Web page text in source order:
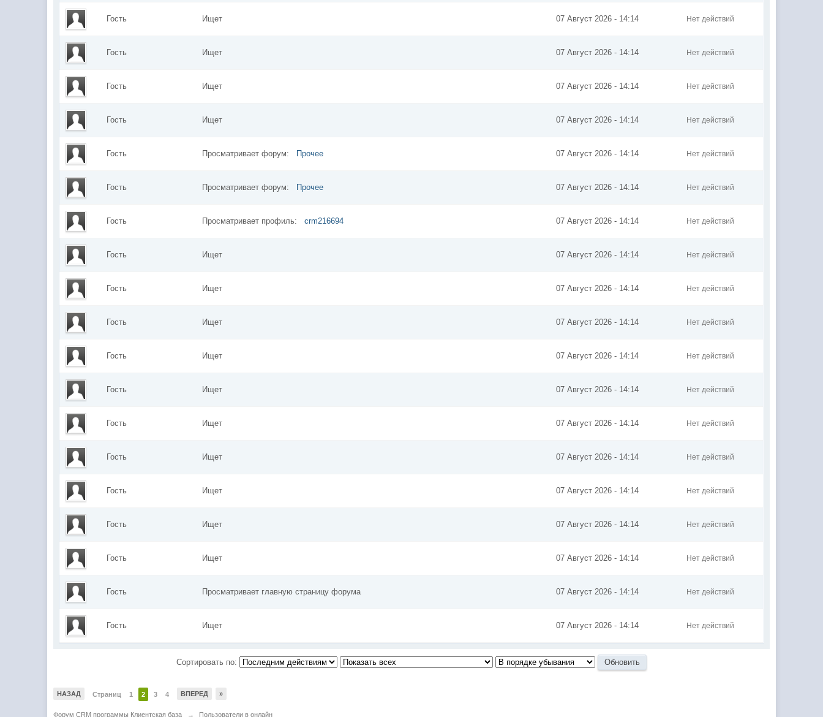
Гость Ищет 07 Август 2026 - 14:14 Нет действий
Гость Ищет 07 Август 2026 - 14:14 Нет действий
Гость Ищет 07 Август 2026 - 14:14 Нет действий
Гость Ищет 07 Август 2026 - 14:14 Нет действий
Гость Просматривает форум: Прочее 07 Август 2026 - 14:14 Нет действий
Гость Просматривает форум: Прочее 07 Август 2026 - 14:14 Нет действий
Гость Просматривает профиль:crm216694 07 Август 2026 - 14:14 Нет действий
Гость Ищет 07 Август 2026 - 14:14 Нет действий
Гость Ищет 07 Август 2026 - 14:14 Нет действий
Гость Ищет 07 Август 2026 - 14:14 Нет действий
Гость Ищет 07 Август 2026 - 14:14 Нет действий
Гость Ищет 07 Август 2026 - 14:14 Нет действий
Гость Ищет 07 Август 2026 - 14:14 Нет действий
Гость Ищет 07 Август 2026 - 14:14 Нет действий
Гость Ищет 07 Август 2026 - 14:14 Нет действий
Гость Ищет 07 Август 2026 - 14:14 Нет действий
Гость Ищет 07 Август 2026 - 14:14 Нет действий
Гость Просматривает главную страницу форума 07 Август 2026 - 14:14 Нет действий
Гость Ищет 07 Август 2026 - 14:14 Нет действий
Сортировать по:
НАЗАД Страниц 1 2 3 4 ВПЕРЕД »
Форум CRM программы Клиентская база → Пользователи в онлайн